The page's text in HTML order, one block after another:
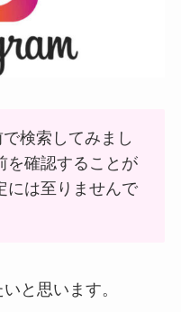
検索してみまし
を確認することが
には至りませんで
と思います。